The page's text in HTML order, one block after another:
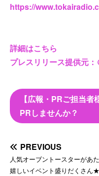
https://
詳細はこちら
プレスリリース提供元
【広報・PRご担当
PRしませんか？
PREVIOUS
人気オーブントースターがあ
嬉しいイベント盛りだくさん